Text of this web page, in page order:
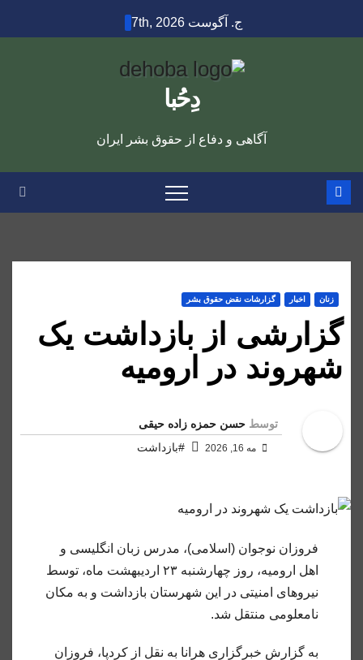
to
ج. آگوست 7th, 2026
دِحُبا
آگاهی و دفاع از حقوق بشر ایران
زنان اخبار گزارشات نقض حقوق بشر
گزارشی از بازداشت یک
شهروند در ارومیه
توسط حسن حمزه زاده حیقی
مه 16, 2026 #بازداشت
فروزان نوجوان (اسلامی)، مدرس زبان انگلیسی و
اهل ارومیه، روز چهارشنبه ۲۳ اردیبهشت ماه، توسط
نیروهای امنیتی در این شهرستان بازداشت و به مکان
نامعلومی منتقل شد.
به گزارش خبرگزاری هرانا به نقل از کردپا، فروزان